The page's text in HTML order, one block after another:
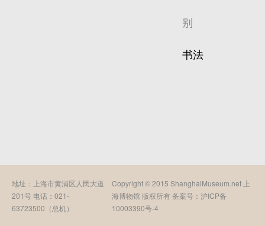
别
书法
地址：上海市黄浦区人民大道
201号 电话：021-
63723500（总机）
Copyright © 2015 ShanghaiMuseum.net 上
海博物馆 版权所有 备案号： 沪ICP备
10003390号-4